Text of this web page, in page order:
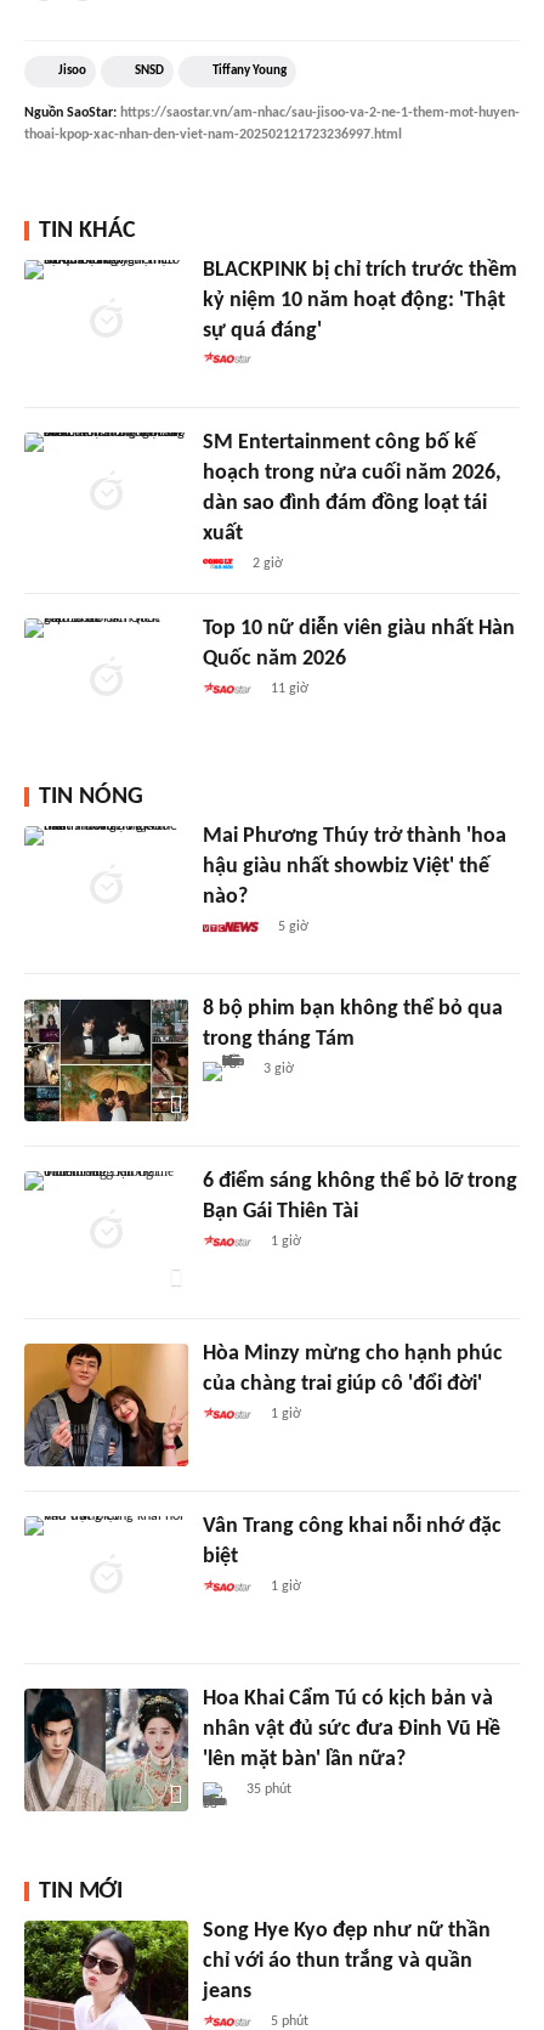
Jisoo SNSD Tiffany Young
Nguồn SaoStar: https://saostar.vn/am-nhac/sau-jisoo-va-2-ne-1-them-mot-huyen-
thoai-kpop-xac-nhan-den-viet-nam-202502121723236997.html
TIN KHÁC
BLACKPINK bị chỉ trích trước thềm
kỷ niệm 10 năm hoạt động: 'Thật
sự quá đáng'
SM Entertainment công bố kế
hoạch trong nửa cuối năm 2026,
dàn sao đình đám đồng loạt tái
xuất
2 giờ
Top 10 nữ diễn viên giàu nhất Hàn
Quốc năm 2026
11 giờ
TIN NÓNG
Mai Phương Thúy trở thành 'hoa
hậu giàu nhất showbiz Việt' thế
nào?
5 giờ
8 bộ phim bạn không thể bỏ qua
trong tháng Tám
3 giờ
6 điểm sáng không thể bỏ lỡ trong
Bạn Gái Thiên Tài
1 giờ
Hòa Minzy mừng cho hạnh phúc
của chàng trai giúp cô 'đổi đời'
1 giờ
Vân Trang công khai nỗi nhớ đặc
biệt
1 giờ
Hoa Khai Cẩm Tú có kịch bản và
nhân vật đủ sức đưa Đinh Vũ Hề
'lên mặt bàn' lần nữa?
35 phút
TIN MỚI
Song Hye Kyo đẹp như nữ thần
chỉ với áo thun trắng và quần
jeans
5 phút